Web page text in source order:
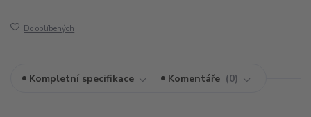
Do oblíbených
Kompletní specifikace Komentáře 0